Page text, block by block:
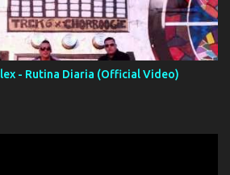
- Rutina Diaria (Official Video)